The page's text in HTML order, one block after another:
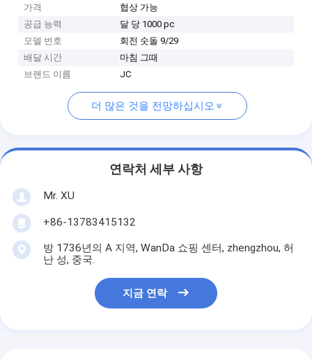
가격
협상 가능
공급 능력
달 당 1000 pc
모델 번호
회전 숫돌 9/29
배달 시간
마침 그때
브랜드 이름
JC
더 많은 것을 전망하십시오
연락처 세부 사항
Mr. XU
+86-13783415132
방 1736년의 A 지역, WanDa 쇼핑 센터, zhengzhou, 허
난 성, 중국.
지금 연락